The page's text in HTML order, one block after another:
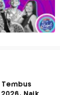
Tembus